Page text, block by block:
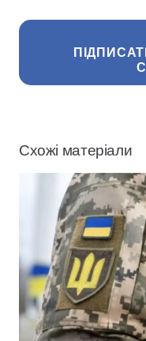
Схожі матеріали